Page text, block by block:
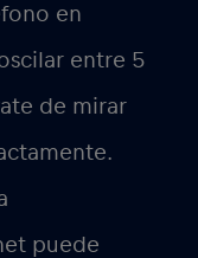
en
entre 5
de mirar
puede